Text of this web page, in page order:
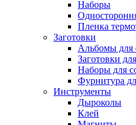
Наборы
Пленка
Заготовки
Альбомы для
Заготовки
Наборы для
Фурнитура
Инструменты
Дыроколы
Клей